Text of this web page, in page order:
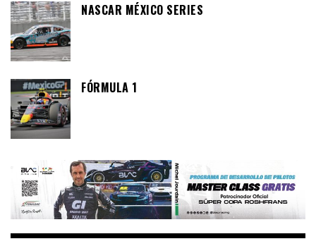
NASCAR MÉXICO SERIES
FÓRMULA 1